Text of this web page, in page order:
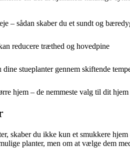
– sådan skaber du et sundt og
reducere træthed og hovedpine
stueplanter gennem skiftende
hjem – de nemmeste valg til dit hjem
skaber du ikke kun et smukkere
planter, men om at vælge dem